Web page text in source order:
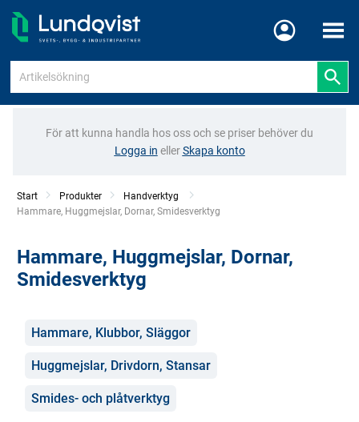
Meny
För att kunna handla hos oss och se priser behöver du
Logga in ellerSkapa konto
Start Produkter
Handverktyg
Current:
Hammare, Huggmejslar, Dornar, Smidesverktyg
Hammare, Huggmejslar, Dornar,
Smidesverktyg
Kategorier
Hammare, Klubbor, Släggor
Huggmejslar, Drivdorn, Stansar
Smides- och plåtverktyg